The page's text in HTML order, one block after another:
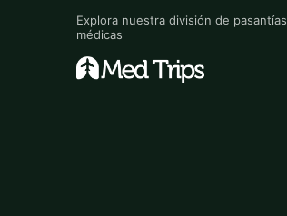
Explora nuestra división de pasantías
médicas